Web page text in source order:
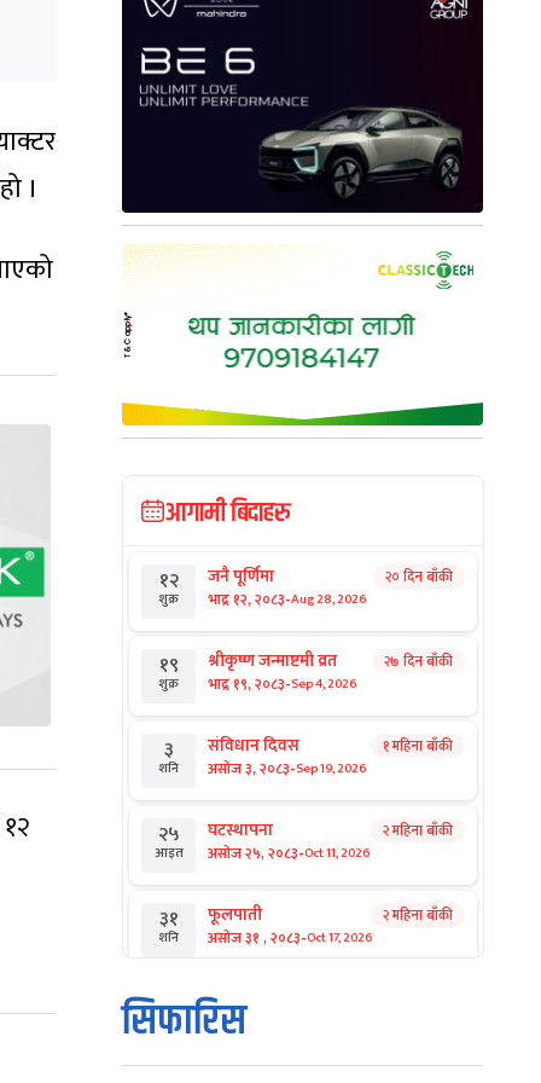
।
आगामी बिदाहरु
१२
शुक्र
जनै पूर्णिमा
भाद्र १२, २०८३-Aug 28, 2026
२० दिन बाँकी
१९
शुक्र
श्रीकृष्ण जन्माष्टमी व्रत
भाद्र १९, २०८३-Sep 4, 2026
२७ दिन बाँकी
३
शनि
संविधान दिवस
असोज ३, २०८३-Sep 19, 2026
१ महिना बाँकी
२५
आइत
घटस्थापना
असोज २५, २०८३-Oct 11, 2026
२ महिना बाँकी
३१
शनि
फूलपाती
असोज ३१ , २०८३-Oct 17, 2026
२ महिना बाँकी
१
आइत
कार्तिक सङ्क्रान्ति
कार्तिक १, २०८३
सिफारिस